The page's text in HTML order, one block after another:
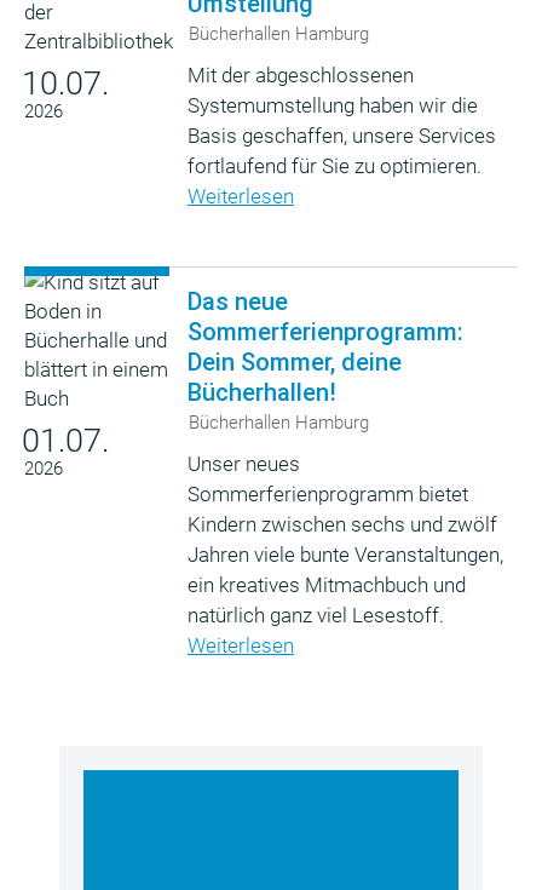
10.07.
2026
Bücherhallen Hamburg
Mit der abgeschlossenen
Systemumstellung haben wir die
Basis geschaffen, unsere Services
fortlaufend für Sie zu optimieren.
Weiterlesen
01.07.
2026
Das neue
Sommerferienprogramm:
Dein Sommer, deine
Bücherhallen!
Bücherhallen Hamburg
Unser neues
Sommerferienprogramm bietet
Kindern zwischen sechs und zwölf
Jahren viele bunte Veranstaltungen,
ein kreatives Mitmachbuch und
natürlich ganz viel Lesestoff.
Weiterlesen